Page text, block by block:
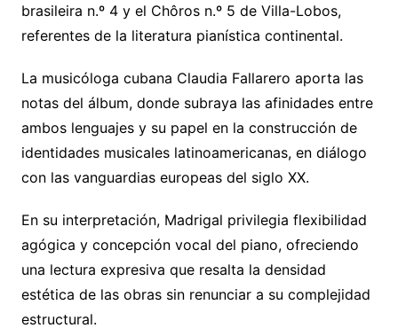
brasileira n.º 4 y el Chôros n.º 5 de Villa-Lobos,
referentes de la literatura pianística continental.
La musicóloga cubana Claudia Fallarero aporta las
notas del álbum, donde subraya las afinidades entre
ambos lenguajes y su papel en la construcción de
identidades musicales latinoamericanas, en diálogo
con las vanguardias europeas del siglo XX.
En su interpretación, Madrigal privilegia flexibilidad
agógica y concepción vocal del piano, ofreciendo
una lectura expresiva que resalta la densidad
estética de las obras sin renunciar a su complejidad
estructural.